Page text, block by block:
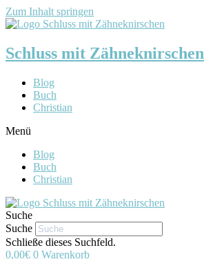
Zum Inhalt springen
Schluss mit Zähneknirschen
Blog
Buch
Christian
Menü
Blog
Buch
Christian
Suche
Suche
Schließe dieses Suchfeld.
0,00€ 0 Warenkorb